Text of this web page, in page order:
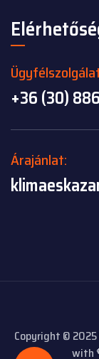
+36 (30)
Árajánlat:
Copyright ©
with